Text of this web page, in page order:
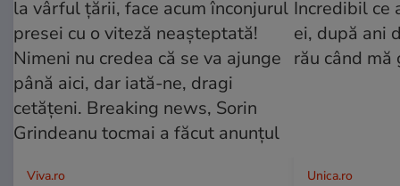
Viva.ro Unica.ro